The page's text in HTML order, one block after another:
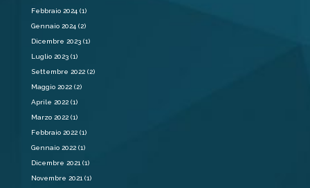
Febbraio 2024 (1)
Gennaio 2024 (2)
Dicembre 2023(1)
Luglio 2023(1)
Settembre 2022(2)
Maggio 2022(2)
Aprile 2022(1)
Marzo 2022(1)
Febbraio 2022(1)
Gennaio 2022(1)
Dicembre 2021 (1)
Novembre 2021 (1)